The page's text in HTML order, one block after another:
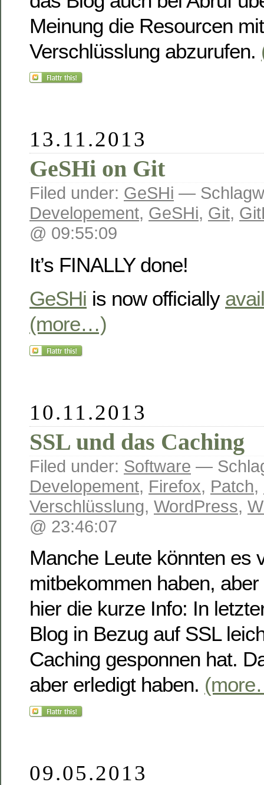
Meinung die Resourcen
Verschlüsslung abzurufen.
13.11.2013
GeSHi on Git
Filed under: GeSHi —
Developement, GeSHi, Git,
@ 09:55:09
It’s FINALLY done!
GeSHi is now officially
(more…)
10.11.2013
SSL und das Caching
Filed under: Software —
Developement, Firefox, Patch,
Verschlüsslung, WordPress,
@ 23:46:07
Manche Leute könnten es
mitbekommen haben,
hier die kurze Info: In
Blog in Bezug auf SSL
Caching gesponnen hat.
aber erledigt haben.
09.05.2013